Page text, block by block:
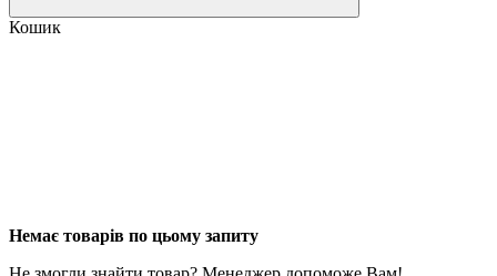
Кошик
Немає товарів по цьому запиту